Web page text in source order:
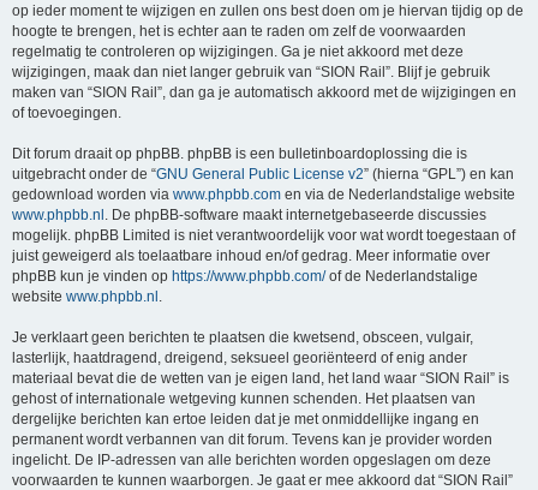
op ieder moment te wijzigen en zullen ons best doen om je hiervan tijdig op de
hoogte te brengen, het is echter aan te raden om zelf de voorwaarden
regelmatig te controleren op wijzigingen. Ga je niet akkoord met deze
wijzigingen, maak dan niet langer gebruik van “SION Rail”. Blijf je gebruik
maken van “SION Rail”, dan ga je automatisch akkoord met de wijzigingen en
of toevoegingen.
Dit forum draait op phpBB. phpBB is een bulletinboardoplossing die is
uitgebracht onder de “GNU General Public License v2” (hierna “GPL”) en kan
gedownload worden via www.phpbb.com en via de Nederlandstalige website
www.phpbb.nl . De phpBB-software maakt internetgebaseerde discussies
mogelijk. phpBB Limited is niet verantwoordelijk voor wat wordt toegestaan of
juist geweigerd als toelaatbare inhoud en/of gedrag. Meer informatie over
phpBB kun je vinden op https://www.phpbb.com/of de Nederlandstalige
website www.phpbb.nl
Je verklaart geen berichten te plaatsen die kwetsend, obsceen, vulgair,
lasterlijk, haatdragend, dreigend, seksueel georiënteerd of enig ander
materiaal bevat die de wetten van je eigen land, het land waar “SION Rail” is
gehost of internationale wetgeving kunnen schenden. Het plaatsen van
dergelijke berichten kan ertoe leiden dat je met onmiddellijke ingang en
permanent wordt verbannen van dit forum. Tevens kan je provider worden
ingelicht. De IP-adressen van alle berichten worden opgeslagen om deze
voorwaarden te kunnen waarborgen. Je gaat er mee akkoord dat “SION Rail”